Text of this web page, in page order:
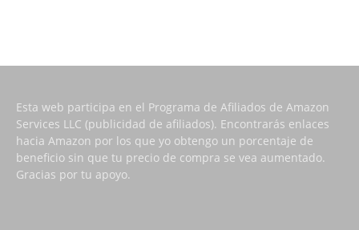
Esta web participa en el Programa de Afiliados de Amazon
Services LLC (publicidad de afiliados). Encontrarás enlaces
hacia Amazon por los que yo obtengo un porcentaje de
beneficio sin que tu precio de compra se vea aumentado.
Gracias por tu apoyo.